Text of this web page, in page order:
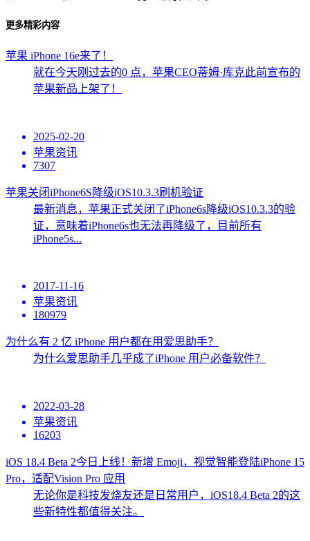
更多精彩内容
苹果 iPhone 16e来了！
就在今天刚过去的0 点，苹果CEO蒂姆·库克此前宣布的
苹果新品上架了！
2025-02-20
苹果资讯
7307
苹果关闭iPhone6S降级iOS10.3.3刷机验证
最新消息，苹果正式关闭了iPhone6s降级iOS10.3.3的验
证，意味着iPhone6s也无法再降级了，目前所有
iPhone5s...
2017-11-16
苹果资讯
180979
为什么有 2 亿 iPhone 用户都在用爱思助手？
为什么爱思助手几乎成了iPhone 用户必备软件？
2022-03-28
苹果资讯
16203
iOS 18.4 Beta 2今日上线！新增 Emoji，视觉智能登陆iPhone 15
Pro，适配Vision Pro 应用
无论你是科技发烧友还是日常用户，iOS18.4 Beta 2的这
些新特性都值得关注。